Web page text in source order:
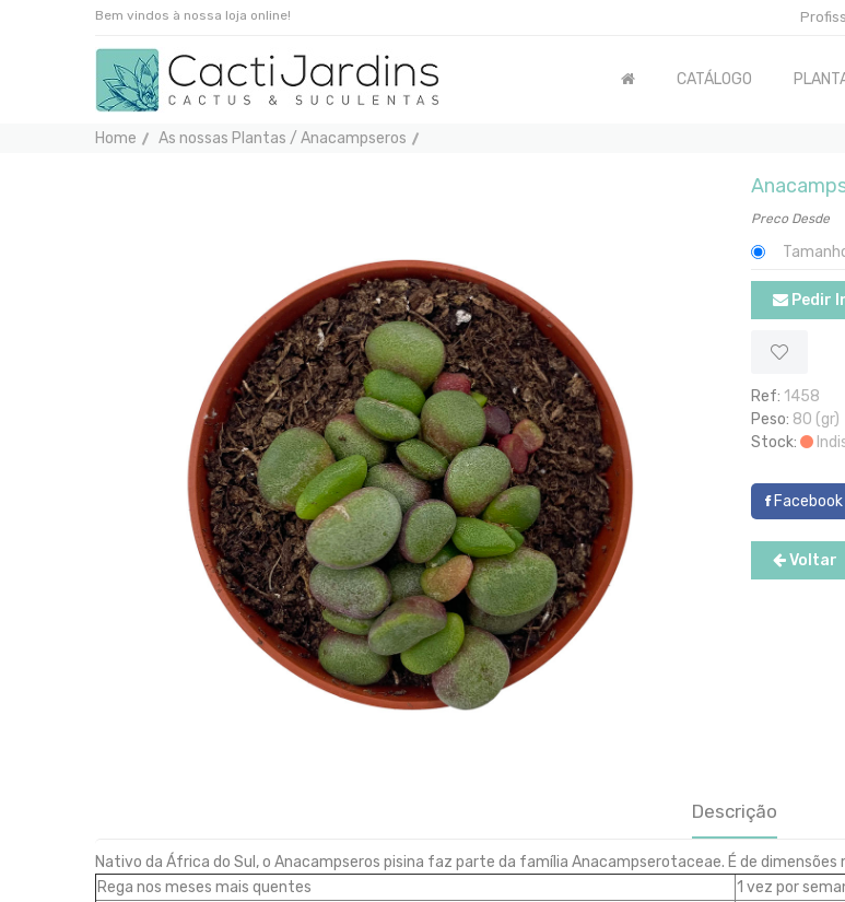
Bem vindos à nossa loja online!
CATÁLOGO
Home As nossas Plantas / Anacampseros
Preco Desde
Pedir
Ref: 1458
Peso: 80 (gr)
Stock:
Facebook
Voltar
Descrição
Nativo da África do Sul, o Anacampseros pisina faz parte da família Anacampserotaceae. É de
Rega nos meses mais quentes
1 vez por